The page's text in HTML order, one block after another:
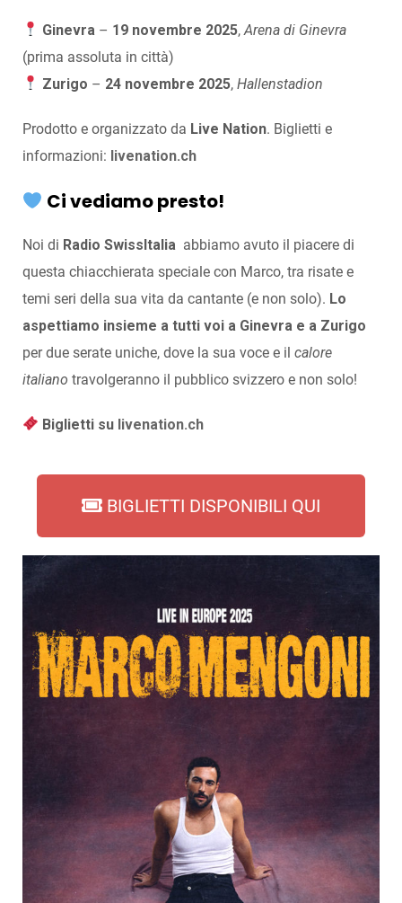
Ginevra – 19 novembre 2025,Arena di Ginevra
(prima assoluta in città)
Zurigo – 24 novembre 2025,Hallenstadion
Prodotto e organizzato da Live Nation. Biglietti e
informazioni: livenation.ch
Ci vediamo presto!
Noi di Radio SwissItalia abbiamo avuto il piacere di
questa chiacchierata speciale con Marco, tra risate e
temi seri della sua vita da cantante (e non solo). Lo
aspettiamo insieme a tutti voi a Ginevra e a Zurigo
per due serate uniche, dove la sua voce e il calore
italiano travolgeranno il pubblico svizzero e non solo!
Biglietti su livenation.ch
BIGLIETTI DISPONIBILI QUI